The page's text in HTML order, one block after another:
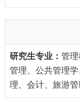
管
管理、公共管理
理、会计、旅游